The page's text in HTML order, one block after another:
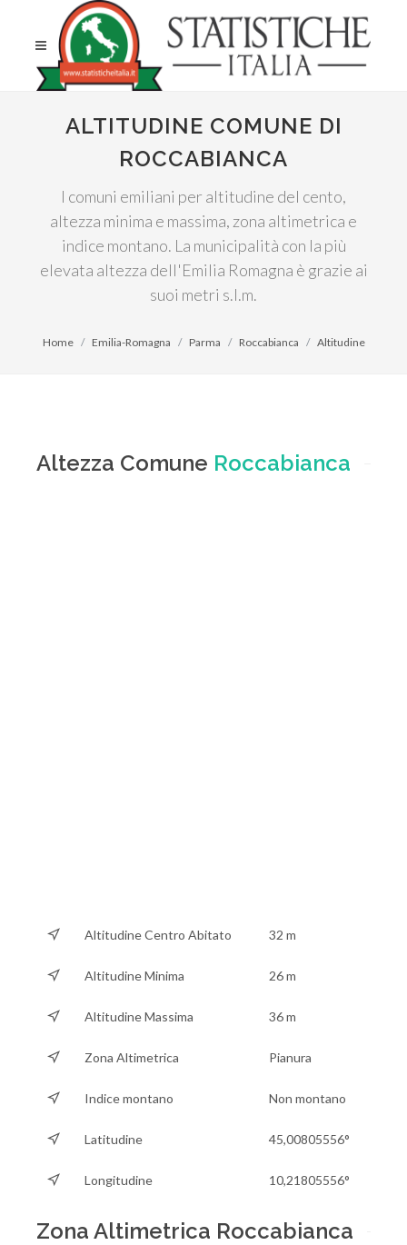
ALTITUDINE COMUNE DI
ROCCABIANCA
I comuni emiliani per altitudine del cento,
altezza minima e massima, zona altimetrica e
indice montano. La municipalità con la più
elevata altezza dell'Emilia Romagna è grazie ai
suoi metri s.l.m.
Home Emilia-Romagna Parma Roccabianca Altitudine
Altezza Comune Roccabianca
Altitudine Centro Abitato 32 m
Altitudine Minima 26 m
Altitudine Massima 36 m
Zona Altimetrica Pianura
Indice montano Non montano
Latitudine 45,00805556°
Longitudine 10,21805556°
Zona Altimetrica Roccabianca